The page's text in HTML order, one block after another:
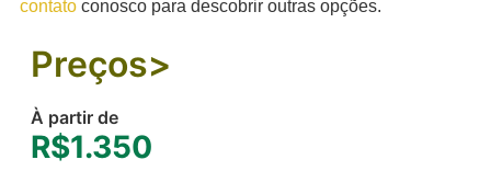
contato conosco para descobrir outras opções.
Preços>
À partir de
R$1.350